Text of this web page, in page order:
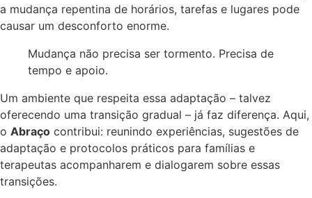
a mudança repentina de horários, tarefas e lugares pode
causar um desconforto enorme.
Mudança não precisa ser tormento. Precisa de
tempo e apoio.
Um ambiente que respeita essa adaptação – talvez
oferecendo uma transição gradual – já faz diferença. Aqui,
o Abraço contribui: reunindo experiências, sugestões de
adaptação e protocolos práticos para famílias e
terapeutas acompanharem e dialogarem sobre essas
transições.